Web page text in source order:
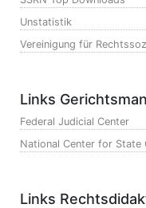
Unstatistik
Vereinigung für
Links
Federal Judicial Center
National Center for State
Links